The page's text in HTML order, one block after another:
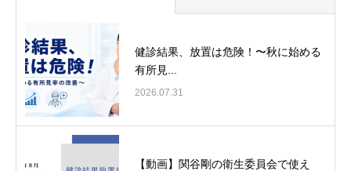
健診結果、放置は危険！〜秋に始める
有所見...
2026.07.31
【動画】関谷剛の衛生委員会で使え